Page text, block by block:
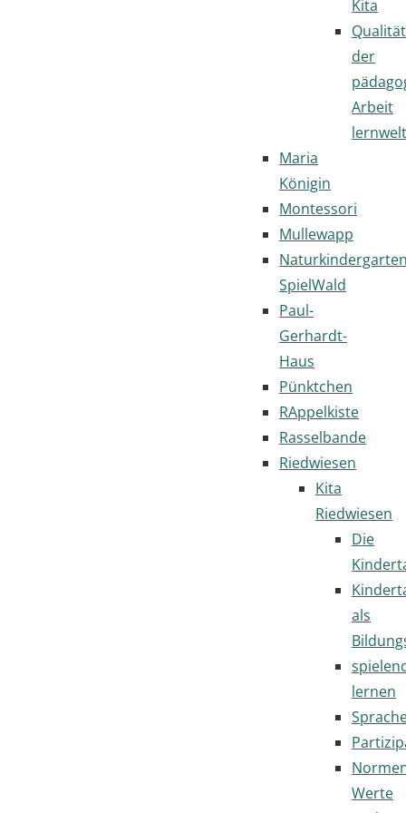
Kita
Qualität
der
Arbeit
lernwelt
Maria
Königin
Montessori
Mullewapp
SpielWald
Paul-
Gerhardt-
Haus
Pünktchen
RAppelkiste
Rasselbande
Riedwiesen
Kita
Riedwiesen
Die
als
lernen
Werte